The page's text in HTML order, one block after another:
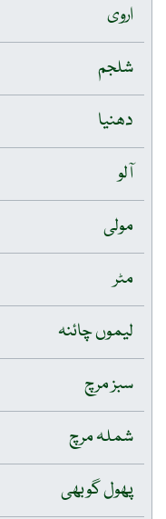
اروی
شلجم
دھنیا
آلو
مولی
مٹر
لیموں چائنہ
سبز مرچ
شملہ مرچ
پھول گوبھی